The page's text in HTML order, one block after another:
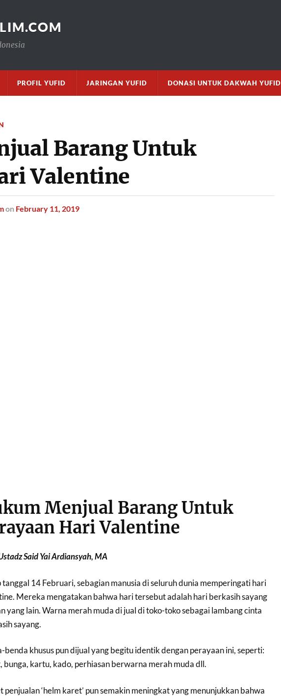
PROFIL YUFID JARINGAN YUFID DONASI UNTUK DAKWAH YUFID
Barang Untuk
Valentine
on February 11, 2019
Menjual Barang Untuk
Hari Valentine
Said Yai Ardiansyah, MA
tanggal 14 Februari, sebagian manusia di seluruh dunia memperingati hari
Mereka mengatakan bahwa hari tersebut adalah hari berkasih sayang
yang lain. Warna merah muda di jual di toko-toko sebagai lambang cinta
sayang.
benda khusus pun dijual yang begitu identik dengan perayaan ini, seperti:
bunga, kartu, kado, perhiasan berwarna merah muda dll.
penjualan ‘helm karet’ pun semakin meningkat yang menunjukkan bahwa